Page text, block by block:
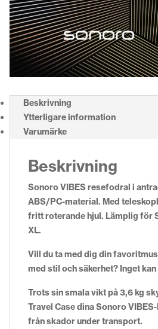
Beskrivning
Ytterligare information
Varumärke
Beskrivning
Sonoro VIBES resefodral i
ABS/PC-material. Med
fritt roterande hjul. Lämplig för
XL.
Vill du ta med dig din
med stil och säkerhet? Inget
Trots sin smala vikt på 3,6 kg
Travel Case dina Sonoro
från skador under transport.